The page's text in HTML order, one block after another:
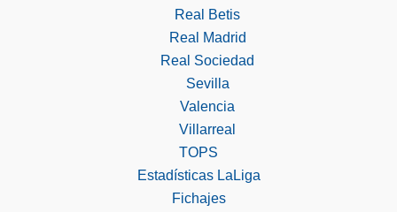
Real Betis
Real Madrid
Real Sociedad
Sevilla
Valencia
Villarreal
TOPS
Estadísticas LaLiga
Fichajes